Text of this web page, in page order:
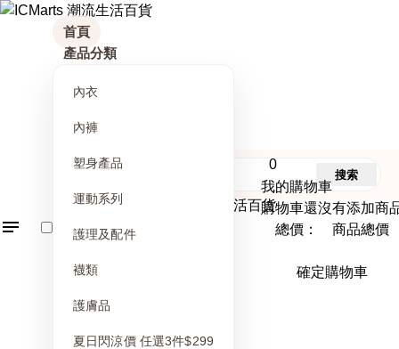
首頁
產品分類
內衣
內褲
塑身產品
運動系列
護理及配件
襪類
護膚品
夏日閃涼價 任選3件$299
0
我的購物車
購物車還沒有添加商
總價： 商品總價
確定購物車
搜索